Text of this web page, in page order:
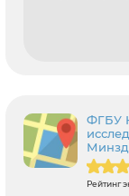
ФГБУ
Рейтинг